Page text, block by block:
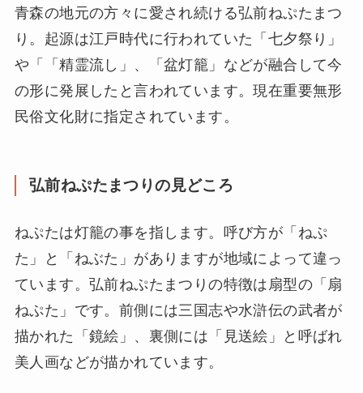
青森の地元の方々に愛され続ける弘前ねぷたまつ
り。起源は江戸時代に行われていた「七夕祭り」
や「「精霊流し」、「盆灯籠」などが融合して今
の形に発展したと言われています。現在重要無形
民俗文化財に指定されています。
弘前ねぷたまつりの見どころ
ねぷたは灯籠の事を指します。呼び方が「ねぷ
た」と「ねぶた」がありますが地域によって違っ
ています。弘前ねぷたまつりの特徴は扇型の「扇
ねぷた」です。前側には三国志や水滸伝の武者が
描かれた「鏡絵」、裏側には「見送絵」と呼ばれ
美人画などが描かれています。